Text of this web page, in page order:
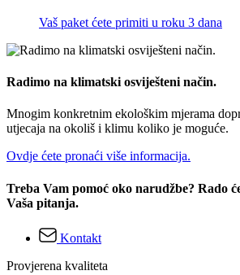
Vaš paket ćete primiti u roku 3 dana
Radimo na klimatski osviješteni način.
Mnogim konkretnim ekološkim mjerama
utjecaja na okoliš i klimu koliko je moguće.
Ovdje ćete pronaći više informacija.
Treba Vam pomoć oko narudžbe? Rado
Vaša pitanja.
Kontakt
Provjerena kvaliteta